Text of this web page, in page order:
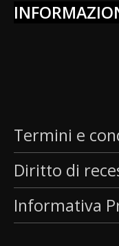
Termini e
Diritto di
Informativa